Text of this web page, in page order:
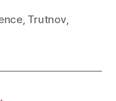
, Trutnov,